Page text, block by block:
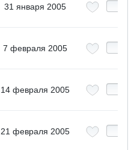
31 января 2005
7 февраля 2005
14 февраля 2005
21 февраля 2005